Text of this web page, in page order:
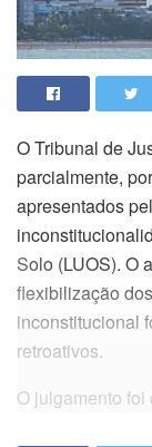
O Tribunal de
parcialmente,
apresentados
Solo (LUOS). O
flexibilização
inconstitucional
retroativos.
O julgamento